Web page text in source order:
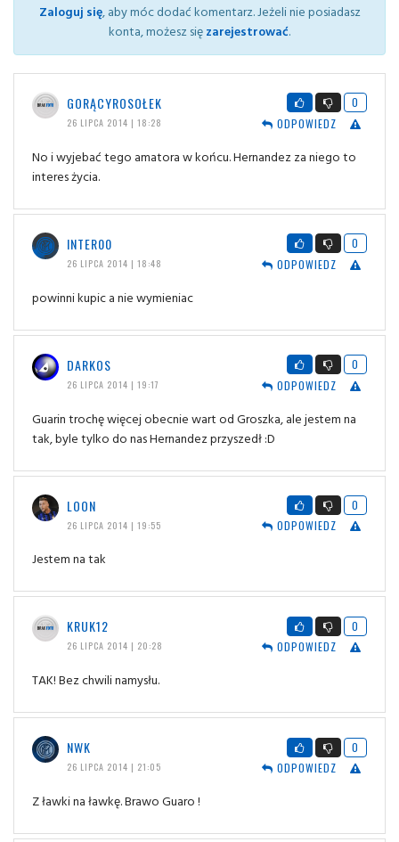
Zaloguj się, aby móc dodać komentarz. Jeżeli nie posiadasz
konta, możesz sięzarejestrować.
GORĄCYROSOŁEK
26 LIPCA 2014 | 18:28
0
ODPOWIEDZ
No i wyjebać tego amatora w końcu. Hernandez za niego to
interes życia.
INTER00
26 LIPCA 2014 | 18:48
0
ODPOWIEDZ
powinni kupic a nie wymieniac
DARKOS
26 LIPCA 2014 | 19:17
0
ODPOWIEDZ
Guarin trochę więcej obecnie wart od Groszka, ale jestem na
tak, byle tylko do nas Hernandez przyszedł :D
LOON
26 LIPCA 2014 | 19:55
0
ODPOWIEDZ
Jestem na tak
KRUK12
26 LIPCA 2014 | 20:28
0
ODPOWIEDZ
TAK! Bez chwili namysłu.
NWK
26 LIPCA 2014 | 21:05
0
ODPOWIEDZ
Z ławki na ławkę. Brawo Guaro !